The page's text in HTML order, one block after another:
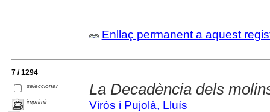
Enllaç permanent a aquest
7 / 1294
seleccionar
imprimir
La Decadència dels
Virós i Pujolà, Lluís